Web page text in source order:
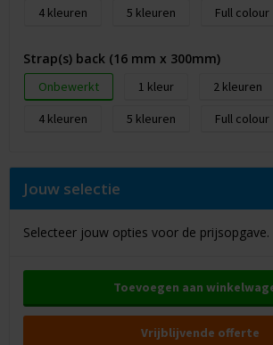
4
5 Full colour
Strap(s) back (16 mm x 300mm)
Onbewerkt 1 2
4
5 Full colour
Jouw selectie
Selecteer jouw opties voor de prijsopgave.
Toevoegen aan
Vrijblijvende offerte